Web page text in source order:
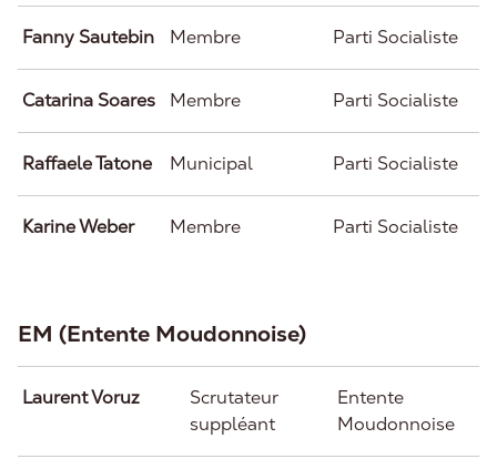
Fanny Sautebin Membre Parti Socialiste
Catarina Soares Membre Parti Socialiste
Raffaele Tatone Municipal Parti Socialiste
Karine Weber Membre Parti Socialiste
EM (Entente Moudonnoise)
Laurent Voruz
Scrutateur
suppléant
Entente
Moudonnoise